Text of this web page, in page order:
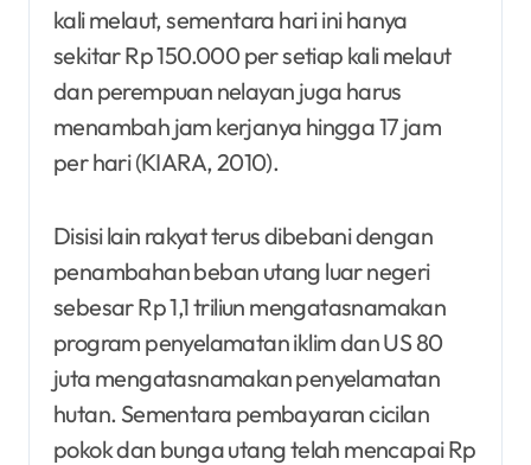
kali melaut, sementara hari ini hanya
sekitar Rp 150.000 per setiap kali melaut
dan perempuan nelayan juga harus
menambah jam kerjanya hingga 17 jam
per hari (KIARA, 2010).
Disisi lain rakyat terus dibebani dengan
penambahan beban utang luar negeri
sebesar Rp 1,1 triliun mengatasnamakan
program penyelamatan iklim dan US 80
juta mengatasnamakan penyelamatan
hutan. Sementara pembayaran cicilan
pokok dan bunga utang telah mencapai Rp